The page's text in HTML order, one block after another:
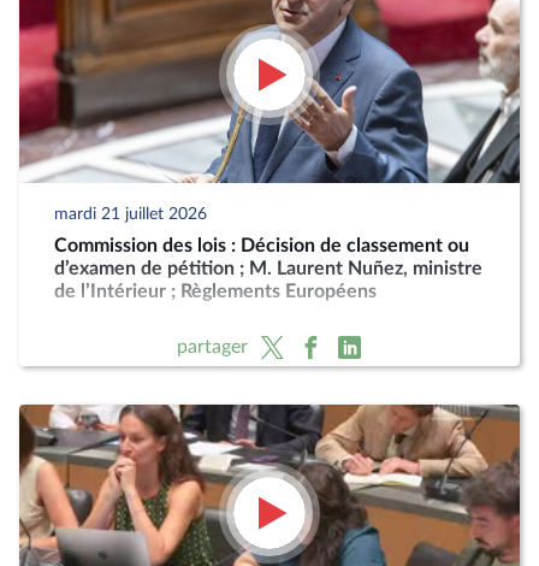
mardi 21 juillet 2026
Commission des lois : Décision de classement ou
d’examen de pétition ; M. Laurent Nuñez, ministre
de l’Intérieur ; Règlements Européens
partager